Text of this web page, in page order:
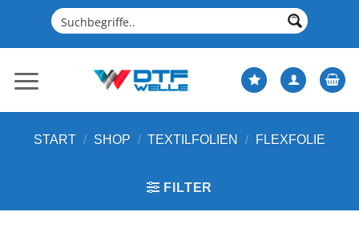
springen
START / SHOP / TEXTILFOLIEN / FLEXFOLIE
FILTER